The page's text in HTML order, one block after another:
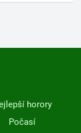
horory
Počasí